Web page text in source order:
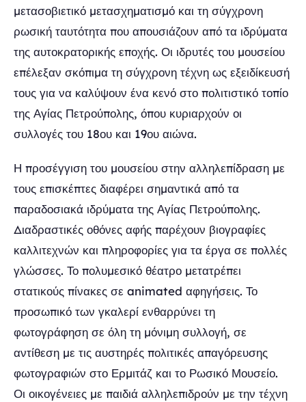
μετασοβιετικό μετασχηματισμό και τη σύγχρονη
ρωσική ταυτότητα που απουσιάζουν από τα ιδρύματα
της αυτοκρατορικής εποχής. Οι ιδρυτές του μουσείου
επέλεξαν σκόπιμα τη σύγχρονη τέχνη ως εξειδίκευσή
τους για να καλύψουν ένα κενό στο πολιτιστικό τοπίο
της Αγίας Πετρούπολης, όπου κυριαρχούν οι
συλλογές του 18ου και 19ου αιώνα.
Η προσέγγιση του μουσείου στην αλληλεπίδραση με
τους επισκέπτες διαφέρει σημαντικά από τα
παραδοσιακά ιδρύματα της Αγίας Πετρούπολης.
Διαδραστικές οθόνες αφής παρέχουν βιογραφίες
καλλιτεχνών και πληροφορίες για τα έργα σε πολλές
γλώσσες. Το πολυμεσικό θέατρο μετατρέπει
στατικούς πίνακες σε animated αφηγήσεις. Το
προσωπικό των γκαλερί ενθαρρύνει τη
φωτογράφηση σε όλη τη μόνιμη συλλογή, σε
αντίθεση με τις αυστηρές πολιτικές απαγόρευσης
φωτογραφιών στο Ερμιτάζ και το Ρωσικό Μουσείο.
Οι οικογένειες με παιδιά αλληλεπιδρούν με την τέχνη